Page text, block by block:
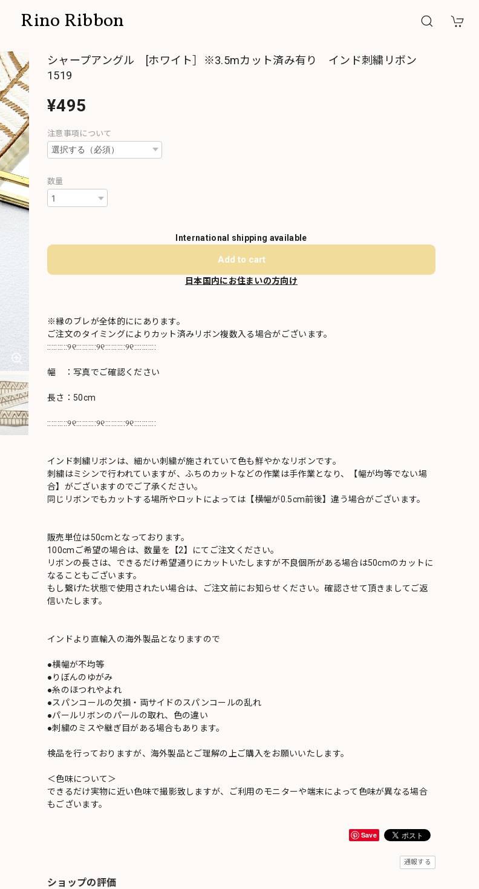
Rino Ribbon
シャープアングル [ホワイト］※3.5mカット済み有り インド刺繍リボン
1519
¥495
注意事項について
数量
International shipping available
Add to cart
日本国内にお住まいの方向け
※縁のブレが全体的ににあります。
ご注文のタイミングによりカット済みリボン複数入る場合がございます。
::::::::::୨୧::::::::::୨୧::::::::::୨୧:::::::::::
幅 ：写真でご確認ください
長さ：50cm
::::::::::୨୧::::::::::୨୧::::::::::୨୧:::::::::::
インド刺繍リボンは、細かい刺繍が施されていて色も鮮やかなリボンです。
刺繍はミシンで行われていますが、ふちのカットなどの作業は手作業となり、【幅が均等でない場
合】がございますのでご了承ください。
同じリボンでもカットする場所やロットによっては【横幅が0.5cm前後】違う場合がございます。
販売単位は50cmとなっております。
100cmご希望の場合は、数量を【2】にてご注文ください。
リボンの長さは、できるだけ希望通りにカットいたしますが不良個所がある場合は50cmのカットに
なることもございます。
もし繋げた状態で使用されたい場合は、ご注文前にお知らせください。確認させて頂きましてご返
信いたします。
インドより直輸入の海外製品となりますので
●横幅が不均等
●りぼんのゆがみ
●糸のほつれやよれ
●スパンコールの欠損・両サイドのスパンコールの乱れ
●パールリボンのパールの取れ、色の違い
●刺繍のミスや継ぎ目がある場合もあります。
検品を行っておりますが、海外製品とご理解の上ご購入をお願いいたします。
＜色味について＞
できるだけ実物に近い色味で撮影致しますが、ご利用のモニターや端末によって色味が異なる場合
もございます。
Save
通報する
ショップの評価